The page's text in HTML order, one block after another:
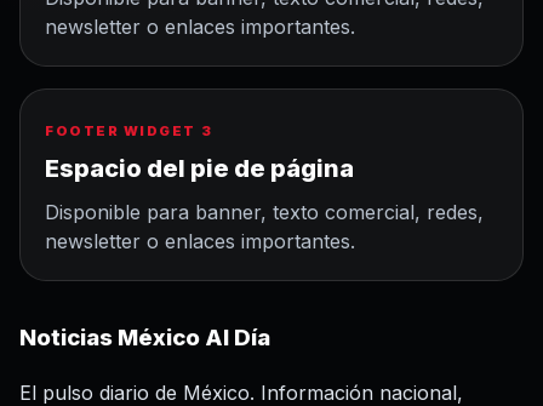
newsletter o enlaces importantes.
FOOTER WIDGET 3
Espacio del pie de página
Disponible para banner, texto comercial, redes,
newsletter o enlaces importantes.
Noticias México Al Día
El pulso diario de México. Información nacional,